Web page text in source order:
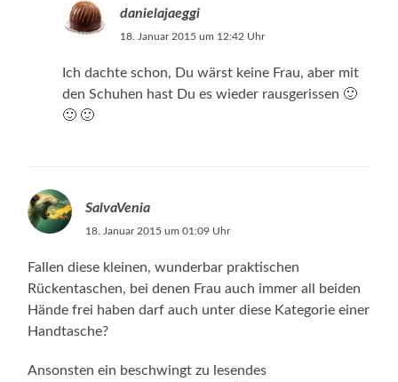
danielajaeggi
18. Januar 2015 um 12:42 Uhr
Ich dachte schon, Du wärst keine Frau, aber mit
den Schuhen hast Du es wieder rausgerissen 🙂
🙂 🙂
SalvaVenia
18. Januar 2015 um 01:09 Uhr
Fallen diese kleinen, wunderbar praktischen
Rückentaschen, bei denen Frau auch immer all beiden
Hände frei haben darf auch unter diese Kategorie einer
Handtasche?
Ansonsten ein beschwingt zu lesendes